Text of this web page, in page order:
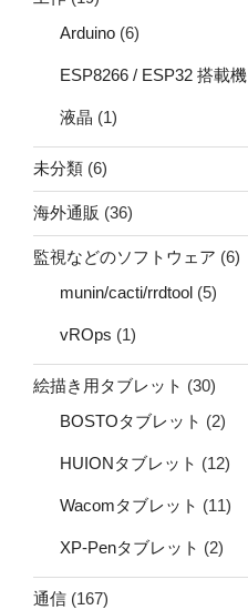
Arduino (6)
ESP8266 / ESP32 搭載機
液晶 (1)
未分類 (6)
海外通販 (36)
監視などのソフトウェア (6)
munin/cacti/rrdtool (5)
vROps (1)
絵描き用タブレット (30)
BOSTOタブレット (2)
HUIONタブレット (12)
Wacomタブレット (11)
XP-Penタブレット (2)
通信 (167)